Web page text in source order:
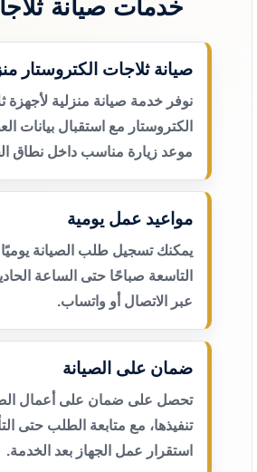
خدمات صيانة
صيانة ثلاجات الكتروستار
نوفر خدمة صيانة منزلية لأجهزة
الكتروستار مع استقبال بيانات
موعد زيارة مناسب داخل نطاق
مواعيد عمل يومية
يمكنك تسجيل طلب الصيانة
التاسعة صباحًا حتى الساعة
عبر الاتصال أو واتساب.
ضمان على الصيانة
تحصل على ضمان على أعمال
تنفيذها، مع متابعة الطلب حتى
استقرار عمل الجهاز بعد الخدمة.